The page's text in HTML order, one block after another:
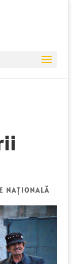
NAȚIONALĂ